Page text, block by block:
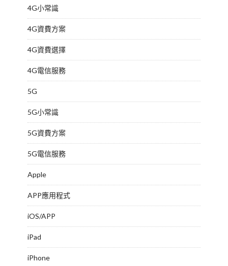
4G小常識
4G資費方案
4G資費選擇
4G電信服務
5G
5G小常識
5G資費方案
5G電信服務
Apple
APP應用程式
iOS/APP
iPad
iPhone